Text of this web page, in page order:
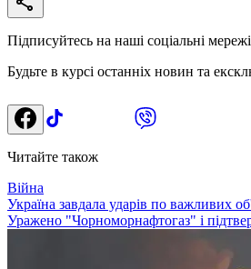
Підписуйтесь на наші соціальні мережі
Будьте в курсі останніх новин та
Читайте також
Війна
Україна завдала ударів по важливих
Уражено "Чорноморнафтогаз" і